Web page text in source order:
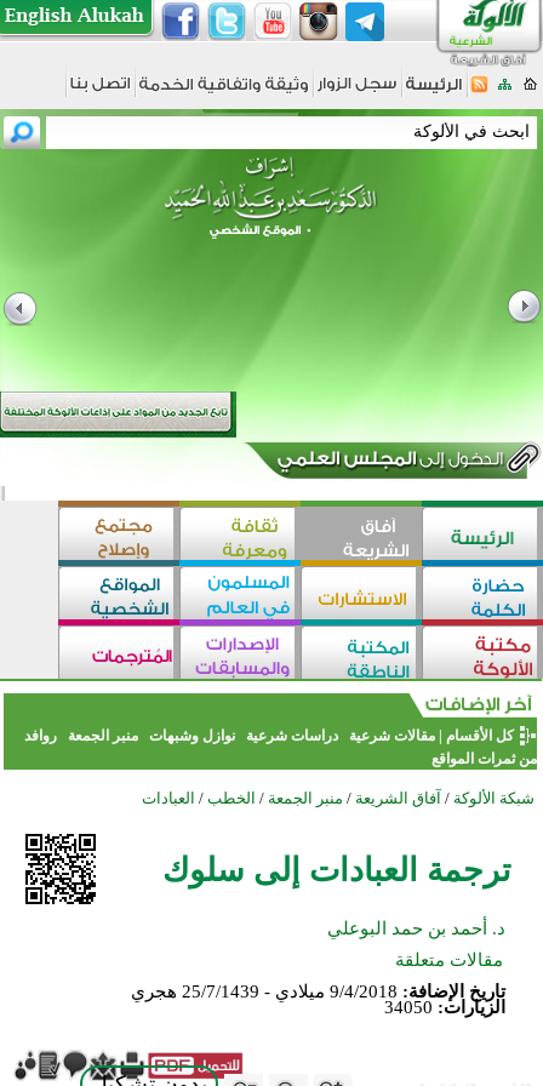
كل الأقسام |مقالات شرعية دراسات شرعية نوازل وشبهات منبر الجمعة
روافد
من ثمرات المواقع
شبكة الألوكة / آفاق الشريعة / منبر الجمعة / الخطب / العبادات
ترجمة العبادات إلى سلوك
د. أحمد بن حمد البوعلي
مقالات متعلقة
تاريخ الإضافة: 9/4/2018 ميلادي - 25/7/1439 هجري
الزيارات: 34050